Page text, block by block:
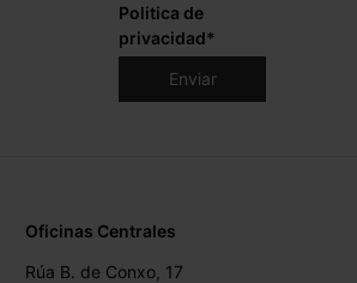
Politica de
privacidad*
Oficinas Centrales
Rúa B. de Conxo, 17